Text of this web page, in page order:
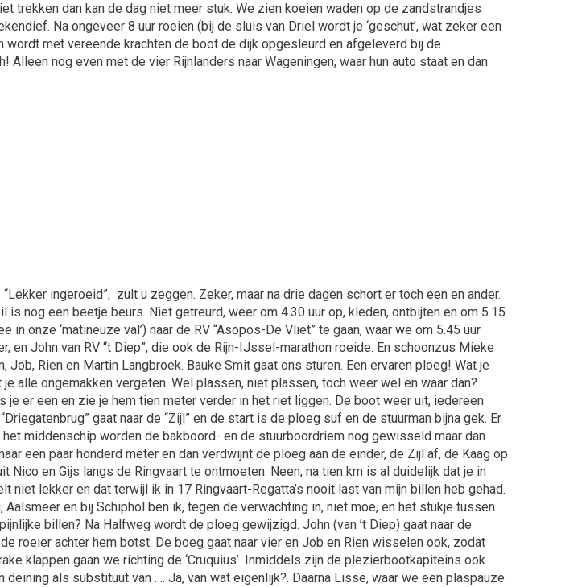
dan kan de dag niet meer stuk. We zien koeien waden op de zandstrandjes
Na ongeveer 8 uur roeien (bij de sluis van Driel wordt je ‘geschut’, wat zeker een
wordt met vereende krachten de boot de dijk opgesleurd en afgeleverd bij de
nog even met de vier Rijnlanders naar Wageningen, waar hun auto staat en dan
ingeroeid”, zult u zeggen. Zeker, maar na drie dagen schort er toch een en ander.
nog een beetje beurs. Niet getreurd, weer om 4.30 uur op, kleden, ontbijten en om 5.15
onze ‘matineuze val’) naar de RV “Asopos-De Vliet” te gaan, waar we om 5.45 uur
en John van RV “t Diep”, die ook de Rijn-IJssel-marathon roeide. En schoonzus Mieke
Job, Rien en Martin Langbroek. Bauke Smit gaat ons sturen. Een ervaren ploeg! Wat je
alle ongemakken vergeten. Wel plassen, niet plassen, toch weer wel en waar dan?
je er een en zie je hem tien meter verder in het riet liggen. De boot weer uit, iedereen
gaat naar de “Zijl” en de start is de ploeg suf en de stuurman bijna gek. Er
middenschip worden de bakboord- en de stuurboordriem nog gewisseld maar dan
een paar honderd meter en dan verdwijnt de ploeg aan de einder, de Zijl af, de Kaag op
en Gijs langs de Ringvaart te ontmoeten. Neen, na tien km is al duidelijk dat je in
lekker en dat terwijl ik in 17 Ringvaart-Regatta’s nooit last van mijn billen heb gehad.
en bij Schiphol ben ik, tegen de verwachting in, niet moe, en het stukje tussen
billen? Na Halfweg wordt de ploeg gewijzigd. John (van ’t Diep) gaat naar de
roeier achter hem botst. De boeg gaat naar vier en Job en Rien wisselen ook, zodat
klappen gaan we richting de ‘Cruquius’. Inmiddels zijn de plezierbootkapiteins ook
als substituut van …. Ja, van wat eigenlijk?. Daarna Lisse, waar we een plaspauze